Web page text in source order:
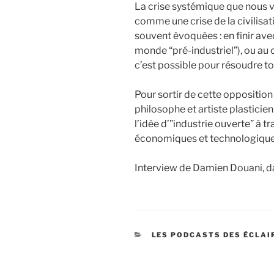
La crise systémique que
comme une crise de la
souvent évoquées : en finir
monde “pré-industriel”), ou
c’est possible pour résoudre
Pour sortir de cette
philosophe et artiste
l’idée d’”industrie ouverte” à
économiques et
Interview de Damien Douani,
CATÉGORIES
LES PODCASTS DES